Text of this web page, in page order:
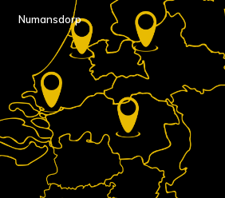
Numansdorp